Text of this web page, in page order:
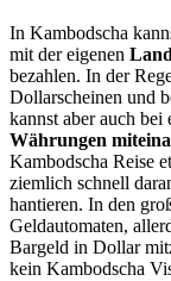
In Kambodscha
mit der eigenen
bezahlen. In der
Dollarscheinen und
kannst aber auch
Währungen
Kambodscha Reise
ziemlich schnell
hantieren. In den
Geldautomaten,
Bargeld in Dollar
kein Kambodscha